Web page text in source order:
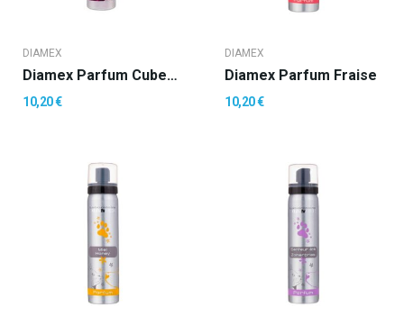
DIAMEX
Diamex Parfum Cuberdon
10,20 €
DIAMEX
Diamex Parfum Fraise
10,20 €